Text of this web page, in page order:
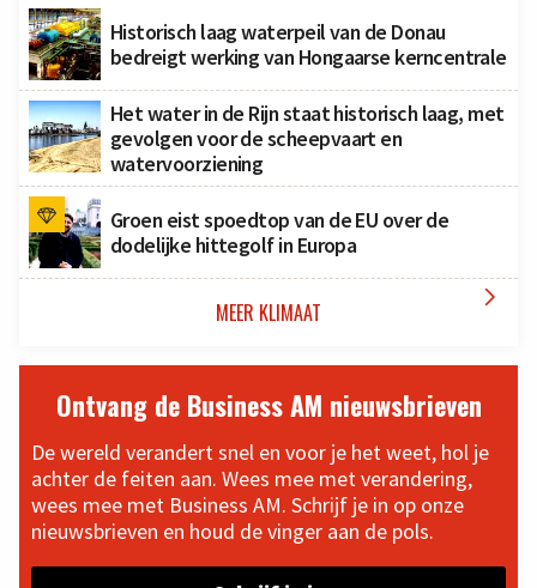
Historisch laag waterpeil van de Donau
bedreigt werking van Hongaarse kerncentrale
Het water in de Rijn staat historisch laag, met
gevolgen voor de scheepvaart en
watervoorziening
Groen eist spoedtop van de EU over de
dodelijke hittegolf in Europa
MEER KLIMAAT 
Ontvang de Business AM nieuwsbrieven
De wereld verandert snel en voor je het weet, hol je
achter de feiten aan. Wees mee met verandering,
wees mee met Business AM. Schrijf je in op onze
nieuwsbrieven en houd de vinger aan de pols.